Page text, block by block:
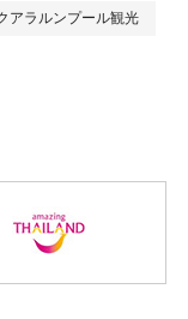
アラルンプール観光